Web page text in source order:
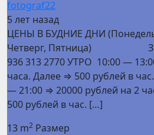
fotograf22
5 лет назад
ЦЕНЫ В БУДНИЕ ДНИ
Четверг, Пятница)
936 313 2770 УТРО 10:00 —
часа. Далее ⇒ 500 рублей в
— 21:00 ⇒ 20000 рублей на 2
500 рублей в час. […]
13 m2 Размер